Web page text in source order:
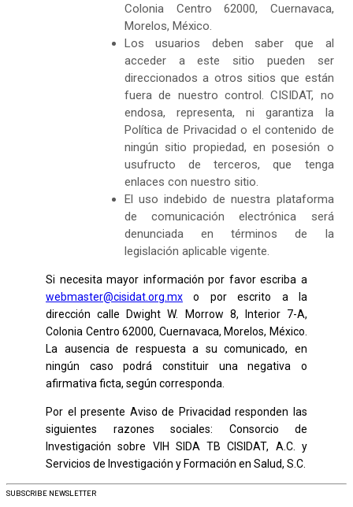
Colonia Centro 62000, Cuernavaca,
Morelos, México.
Los usuarios deben saber que al
acceder a este sitio pueden ser
direccionados a otros sitios que están
fuera de nuestro control. CISIDAT, no
endosa, representa, ni garantiza la
Política de Privacidad o el contenido de
ningún sitio propiedad, en posesión o
usufructo de terceros, que tenga
enlaces con nuestro sitio.
El uso indebido de nuestra plataforma
de comunicación electrónica será
denunciada en términos de la
legislación aplicable vigente.
Si necesita mayor información por favor escriba a
webmaster@cisidat.org.mx o por escrito a la
dirección calle Dwight W. Morrow 8, Interior 7-A,
Colonia Centro 62000, Cuernavaca, Morelos, México.
La ausencia de respuesta a su comunicado, en
ningún caso podrá constituir una negativa o
afirmativa ficta, según corresponda.
Por el presente Aviso de Privacidad responden las
siguientes razones sociales: Consorcio de
Investigación sobre VIH SIDA TB CISIDAT, A.C. y
Servicios de Investigación y Formación en Salud, S.C.
SUBSCRIBE NEWSLETTER